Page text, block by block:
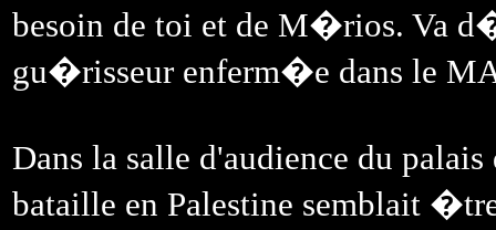
besoin de toi et de M�rios. Va
gu�risseur enferm�e dans le
Dans la salle d'audience du
bataille en Palestine semblait